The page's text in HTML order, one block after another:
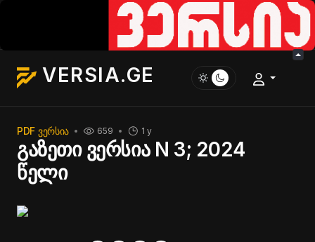
VERSIA.GE
PDF ᲕᲔᲠᲡᲘᲐ 1 y
659
გაზეთი ვერსია N 3; 2024
წელი